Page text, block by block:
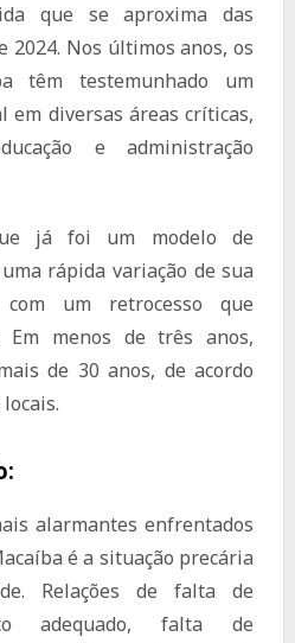
que se aproxima das
2024. Nos últimos anos, os
têm testemunhado um
em diversas áreas críticas,
e administração
já foi um modelo de
rápida variação de sua
um retrocesso que
Em menos de três anos,
de 30 anos, de acordo
alarmantes enfrentados
é a situação precária
Relações de falta de
adequado, falta de